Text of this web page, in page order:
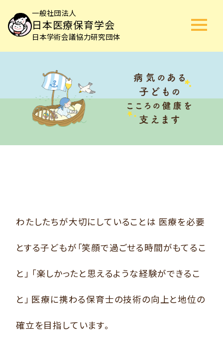
一般社団法人
日本医療保育学会
日本学術会議協力研究団体
わたしたちが大切にしていることは 医療を必要
とする子どもが「笑顔で過ごせる時間がもてるこ
と」 「楽しかったと思えるような経験ができるこ
と」 医療に携わる保育士の技術の向上と地位の
確立を目指しています。